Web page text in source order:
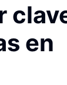
en